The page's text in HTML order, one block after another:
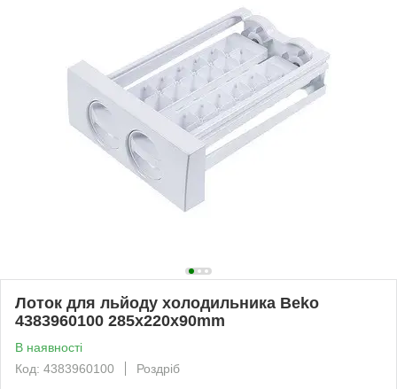
Лоток для льйоду холодильника Beko
4383960100 285x220x90mm
В наявності
Код: 4383960100
Роздріб